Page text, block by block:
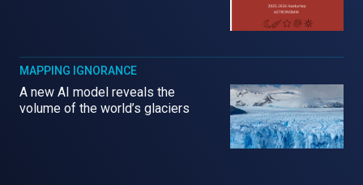
MAPPING IGNORANCE
A new AI model reveals the
volume of the world’s glaciers